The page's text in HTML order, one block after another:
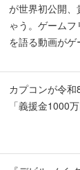
が世界初公開
ゃう。ゲーム
を語る動画が
カプコンが令
「義援金1000